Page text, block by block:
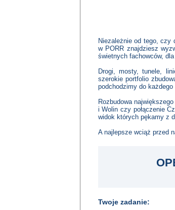
Niezależnie od tego, czy
w PORR znajdziesz
świetnych fachowców,
Drogi, mosty, tunele,
szerokie portfolio
podchodzimy do każdego
Rozbudowa
i Wolin czy połączenie
widok których pękamy z
A najlepsze wciąż przed
Twoje zadanie: